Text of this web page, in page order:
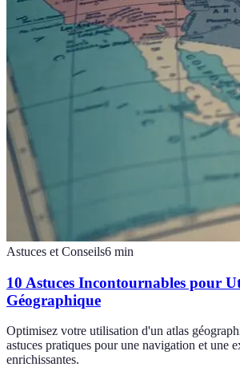
Astuces et Conseils6 min
10 Astuces Incontournables pour
Géographique
Optimisez votre utilisation d'un atlas
astuces pratiques pour une navigation et une
enrichissantes.